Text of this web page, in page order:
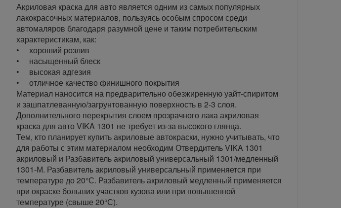
Акриловая краска для авто является одним из самых популярных
лакокрасочных материалов, пользуясь особым спросом среди
автомаляров благодаря разумной цене и таким потребительским
характеристикам, как:
• хороший розлив
• насыщенный блеск
• высокая адгезия
• отличное качество финишного покрытия
Материал наносится на предварительно обезжиренную уайт-спиритом
и зашпатлеванную/загрунтованную поверхность в 2-3 слоя.
Дополнительного перекрытия слоем прозрачного лака акриловая
краска для авто VIKA 1301 не требует из-за высокого глянца.
Тем, кто планирует купить акриловые автокраски, нужно учитывать, что
для работы с этим материалом необходим Отвердитель VIKA 1301
акриловый и Разбавитель акриловый универсальный 1301/медленный
1301-М. Разбавитель акриловый универсальный применяется при
температуре до 20°С. Разбавитель акриловый медленный применяется
при окраске больших участков кузова или при повышенной
температуре (свыше 20°С).